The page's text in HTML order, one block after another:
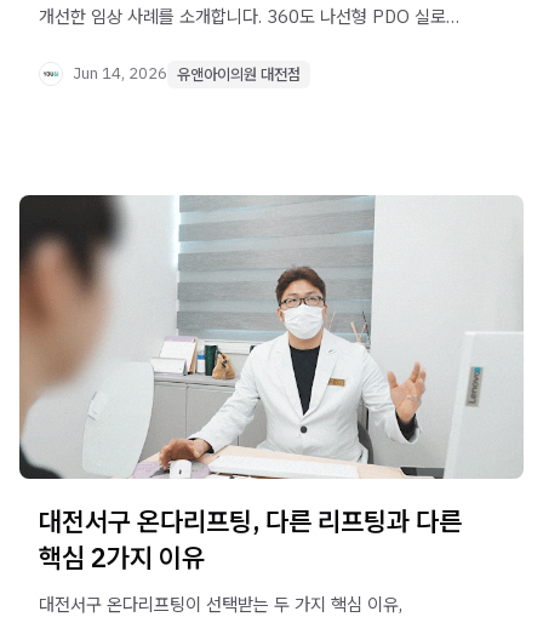
개선한 임상 사례를 소개합니다. 360도 나선형 PDO 실로
원리와 주의사항을 확인하세요.
Jun 14, 2026 유앤아이의원 대전점
대전서구 온다리프팅, 다른 리프팅과 다른
핵심 2가지 이유
대전서구 온다리프팅이 선택받는 두 가지 핵심 이유,